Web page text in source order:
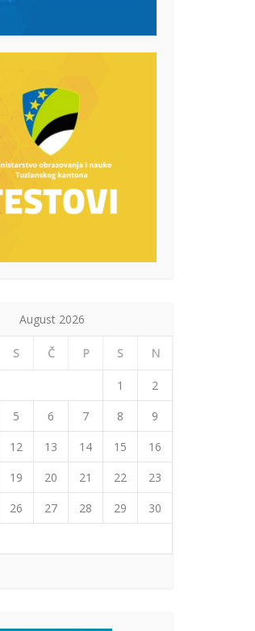
August 2026
S Č P S N
1
2
5 6 7 8
9
12 13 14 15
16
19 20 21 22
23
26 27 28 29
30